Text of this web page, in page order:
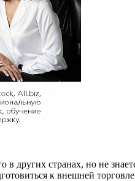
других странах, но не
к внешней